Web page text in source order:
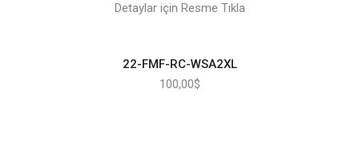
Detaylar için Resme Tıkla
22-FMF-RC-WSA2XL
100,00$